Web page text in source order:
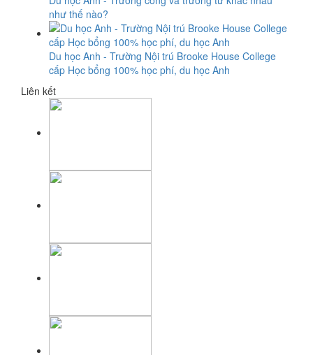
như thế nào?
Du học Anh - Trường Nội trú Brooke House College
cấp Học bổng 100% học phí, du học Anh
Liên kết